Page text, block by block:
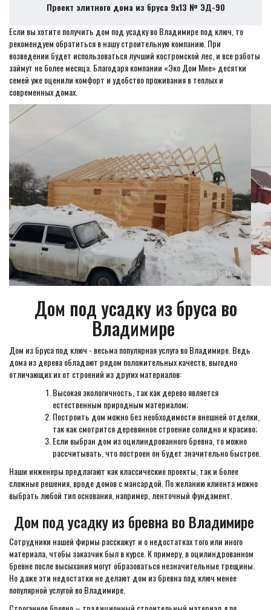
Проект элитного дома из бруса 9х13 № ЭД-90
Если вы хотите получить дом под усадку во Владимире под ключ, то
рекомендуем обратиться в нашу строительную компанию. При
возведении будет использоваться лучший костромской лес, и все работы
займут не более месяца. Благодаря компании «Эко Дом Мне» десятки
семей уже оценили комфорт и удобство проживания в теплых и
современных домах.
Дом под усадку из бруса во
Владимире
Дом из бруса под ключ - весьма популярная услуга во Владимире. Ведь
дома из дерева обладают рядом положительных качеств, выгодно
отличающих их от строений из других материалов:
Высокая экологичность, так как дерево является
естественным природным материалом;
Построить дом можно без необходимости внешней отделки,
так как смотрится деревянное строение солидно и красиво;
Если выбран дом из оцилиндрованного бревна, то можно
рассчитывать, что построен он будет значительно быстрее.
Наши инженеры предлагают как классические проекты, так и более
сложные решения, вроде домов с мансардой. По желанию клиента можно
выбрать любой тип основания, например, ленточный фундамент.
Дом под усадку из бревна во Владимире
Сотрудники нашей фирмы расскажут и о недостатках того или иного
материала, чтобы заказчик был в курсе. К примеру, в оцилиндрованном
бревне после высыхания могут образоваться незначительные трещины.
Но даже эти недостатки не делают дом из бревна под ключ менее
популярной услугой во Владимире.